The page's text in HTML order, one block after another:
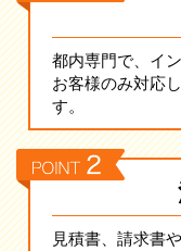
都内専門で、イ
お客様のみ対応
す。
見積書、請求書